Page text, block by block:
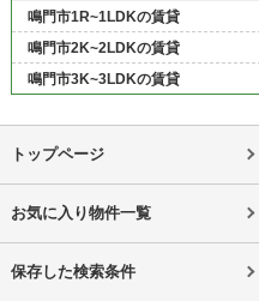
鳴門市1R~1LDKの賃貸
鳴門市2K~2LDKの賃貸
鳴門市3K~3LDKの賃貸
トップページ
お気に入り物件一覧
保存した検索条件